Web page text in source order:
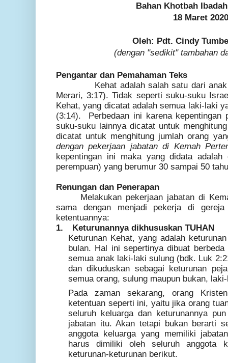
Bahan Khotbah
18 Maret 20
Oleh: Pdt. Cindy
(dengan "sedikit" tambahan
Pengantar dan Pemahaman Teks
Kehat adalah salah satu dari anak
Merari, 3:17). Tidak seperti suku-suku
Kehat, yang dicatat adalah semua laki-laki
(3:14). Perbedaan ini karena kepentingan
suku-suku lainnya dicatat untuk
dicatat untuk menghitung jumlah orang
dengan pekerjaan jabatan di Kemah
kepentingan ini maka yang didata adalah
perempuan) yang berumur 30 sampai 50
Renungan dan Penerapan
Melakukan pekerjaan jabatan di
sama dengan menjadi pekerja di
ketentuannya:
1.
Keturunannya dikhususkan TUHAN
Keturunan Kehat, yang adalah
bulan. Hal ini sepertinya dibuat berbeda
semua anak laki-laki sulung (bdk. Luk
dan dikuduskan sebagai keturunan
semua orang, sulung maupun bukan,
Pada zaman sekarang, orang
ketentuan seperti ini, yaitu jika orang
seluruh keluarga dan keturunannya
jabatan itu. Akan tetapi bukan berarti
anggota keluarga yang memiliki
harus dimiliki oleh seluruh anggota
keturunan-keturunan berikut.